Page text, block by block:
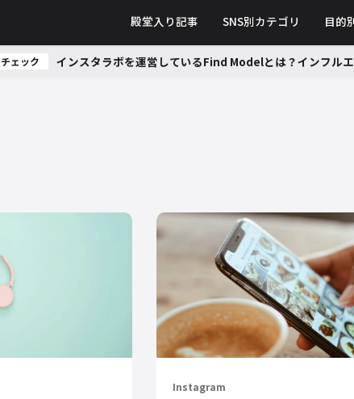
殿堂入り記事 SNS別カテゴリ 目的
チェック インスタラボを運営しているFind Modelとは？インフル
Instagram